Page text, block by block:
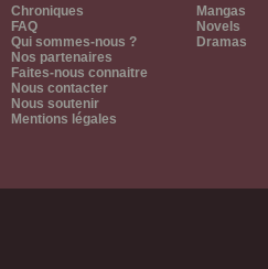
Chroniques
FAQ
Qui sommes-nous ?
Nos partenaires
Faites-nous connaitre
Nous contacter
Nous soutenir
Mentions légales
Mangas
Novels
Dramas